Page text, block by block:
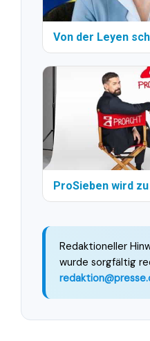
Von der Leyen
ProSieben wird
Redaktioneller
wurde sorgfältig